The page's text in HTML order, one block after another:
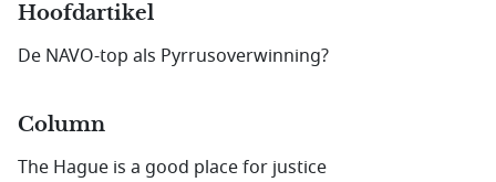
Hoofdartikel
De NAVO-top als Pyrrusoverwinning?
Column
The Hague is a good place for justice